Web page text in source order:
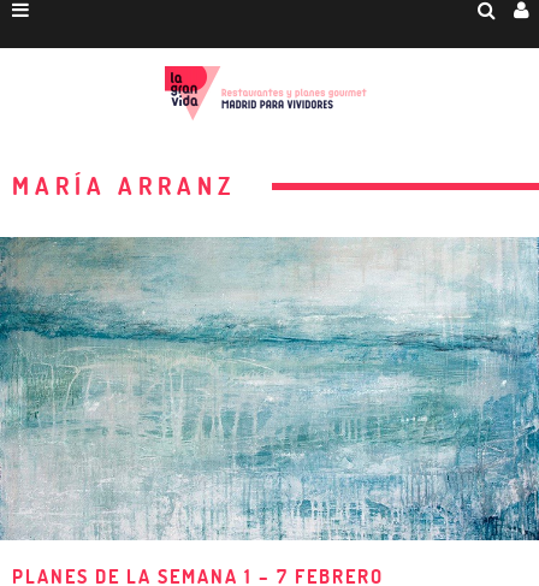
MARÍA ARRANZ
PLANES DE LA SEMANA 1 – 7 FEBRERO